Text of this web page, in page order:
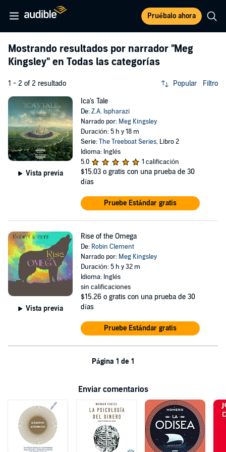
Pruébalo ahora
Mostrando resultados por narrador "Meg
Kingsley" en Todas las categorías
1 - 2 of 2 resultado Popular Filtro
Vista previa
Ica's Tale
De:Z.A. Ispharazi
Narrado por: Meg Kingsley
Duración: 5 h y 18 m
Serie:The Treeboat Series, Libro 2
Idioma: Inglés
5.0
1 calificación
$15.03 o gratis con una prueba de 30
días
Pruebe Estándar gratis
Vista previa
Rise of the Omega
De: Robin Clement
Narrado por: Meg Kingsley
Duración: 5 h y 32 m
Idioma: Inglés
sin calificaciones
$15.26 o gratis con una prueba de 30
días
Pruebe Estándar gratis
Página 1 de 1
Enviar comentarios